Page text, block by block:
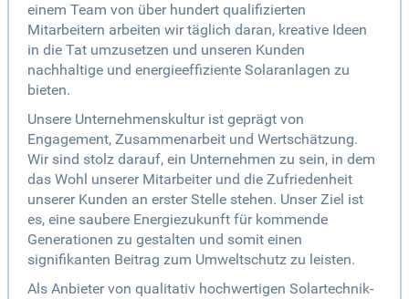
einem Team von über hundert qualifizierten
Mitarbeitern arbeiten wir täglich daran, kreative Ideen
in die Tat umzusetzen und unseren Kunden
nachhaltige und energieeffiziente Solaranlagen zu
bieten.
Unsere Unternehmenskultur ist geprägt von
Engagement, Zusammenarbeit und Wertschätzung.
Wir sind stolz darauf, ein Unternehmen zu sein, in dem
das Wohl unserer Mitarbeiter und die Zufriedenheit
unserer Kunden an erster Stelle stehen. Unser Ziel ist
es, eine saubere Energiezukunft für kommende
Generationen zu gestalten und somit einen
signifikanten Beitrag zum Umweltschutz zu leisten.
Als Anbieter von qualitativ hochwertigen Solartechnik-